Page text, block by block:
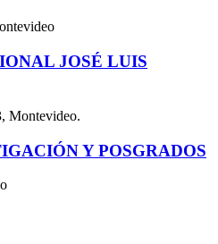
JOSÉ LUIS
Montevideo.
Y POSGRADOS